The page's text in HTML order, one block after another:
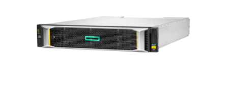
HPEストアで商品を検索、構成、注文できます。
今すぐ購入